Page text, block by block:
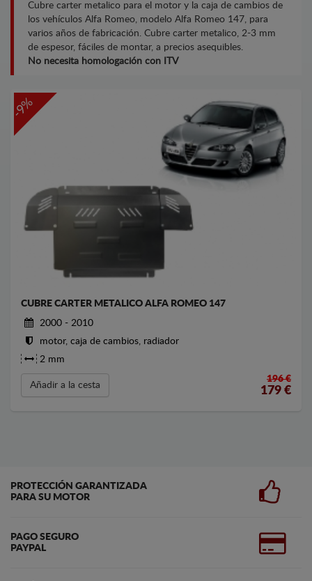
Cubre carter metalico para el motor y la caja de cambios de
los vehículos Alfa Romeo, modelo Alfa Romeo 147, para
varios años de fabricación. Cubre carter metalico, 2-3 mm
de espesor, fáciles de montar, a precios asequibles.
No necesita homologación con ITV
-9%
CUBRE CARTER METALICO ALFA ROMEO 147
2000 - 2010
motor, caja de cambios, radiador
2 mm
Añadir a la cesta
196 €
179 €
PROTECCIÓN GARANTIZADA
PARA SU MOTOR
PAGO SEGURO
PAYPAL